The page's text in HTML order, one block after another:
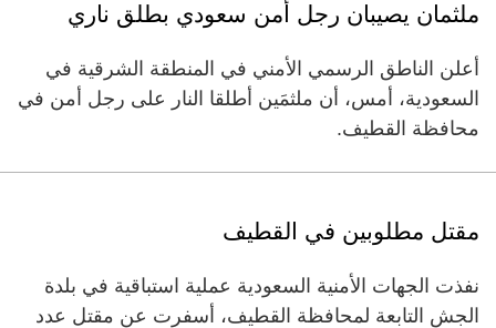
ملثمان يصيبان رجل أمن سعودي بطلق ناري
أعلن الناطق الرسمي الأمني في المنطقة الشرقية في
السعودية، أمس، أن ملثمَين أطلقا النار على رجل أمن في
محافظة القطيف.
مقتل مطلوبين في القطيف
نفذت الجهات الأمنية السعودية عملية استباقية في بلدة
الجش التابعة لمحافظة القطيف، أسفرت عن مقتل عدد